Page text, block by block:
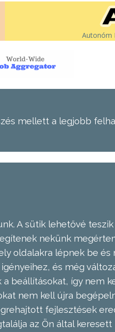
Autonóm
mellett a legjobb
A sütik lehetővé
nekünk
oldalakra lépnek be
és még
beállításokat, így nem
nem kell újra
fejlesztések
az Ön által